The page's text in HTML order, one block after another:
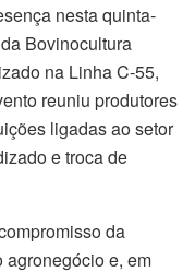
nesta quinta-
Bovinocultura
na Linha C-55,
reuniu produtores
ligadas ao setor
e troca de
da
agronegócio e, em